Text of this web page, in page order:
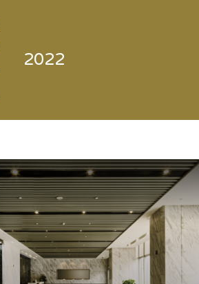
2022
Consumo y Comercial